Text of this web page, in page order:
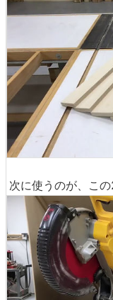
次に使うのが、こ